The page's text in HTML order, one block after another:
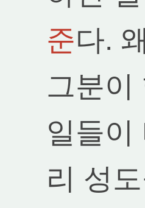
준다.
그분이
일들이
리 성